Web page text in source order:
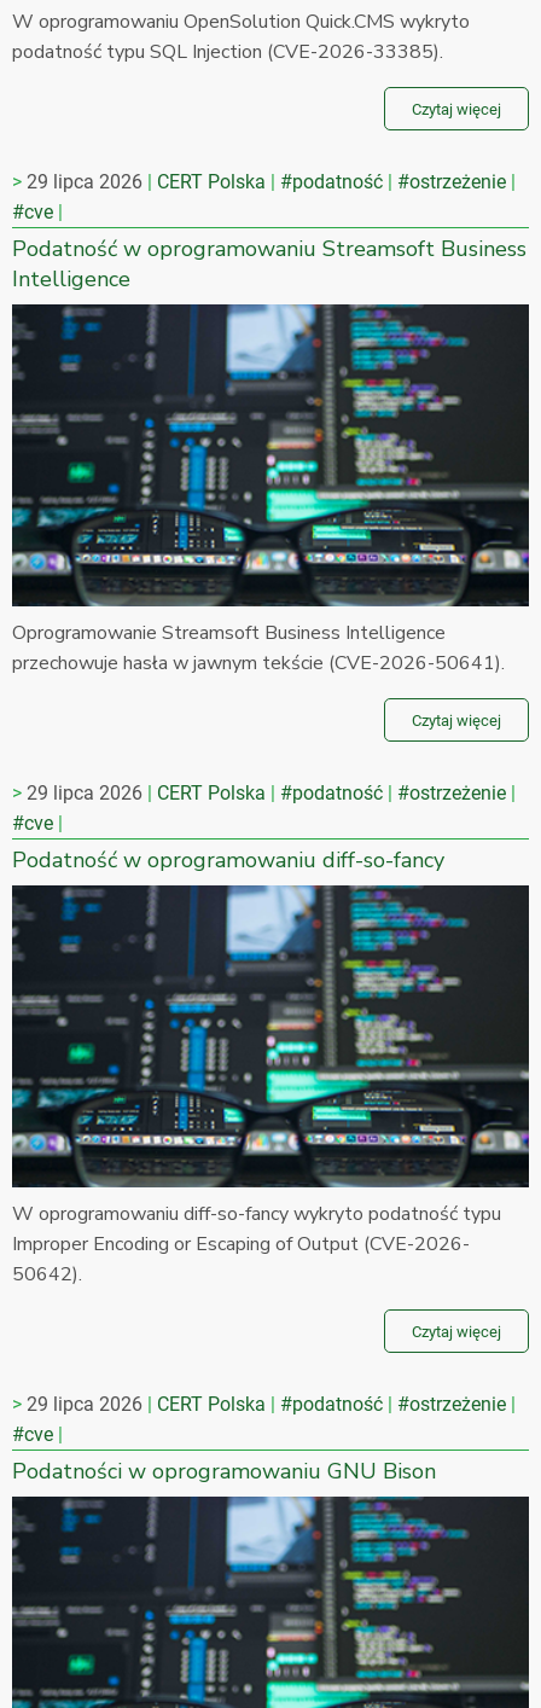
W oprogramowaniu OpenSolution Quick.CMS wykryto
podatność typu SQL Injection (CVE-2026-33385).
Czytaj więcej
29 lipca 2026 CERT Polska #podatność
#ostrzeżenie
#cve
Podatność w oprogramowaniu Streamsoft Business
Intelligence
Oprogramowanie Streamsoft Business Intelligence
przechowuje hasła w jawnym tekście (CVE-2026-50641).
Czytaj więcej
29 lipca 2026 CERT Polska #podatność
#ostrzeżenie
#cve
Podatność w oprogramowaniu diff-so-fancy
W oprogramowaniu diff-so-fancy wykryto podatność typu
Improper Encoding or Escaping of Output (CVE-2026-
50642).
Czytaj więcej
29 lipca 2026 CERT Polska #podatność
#ostrzeżenie
#cve
Podatności w oprogramowaniu GNU Bison